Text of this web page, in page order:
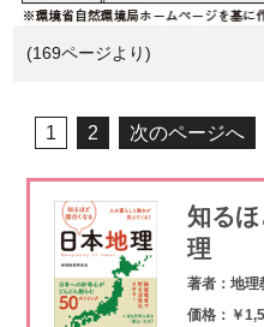
(169ページより)
1 2 次のページへ
知る
理
著者：地理
価格：￥